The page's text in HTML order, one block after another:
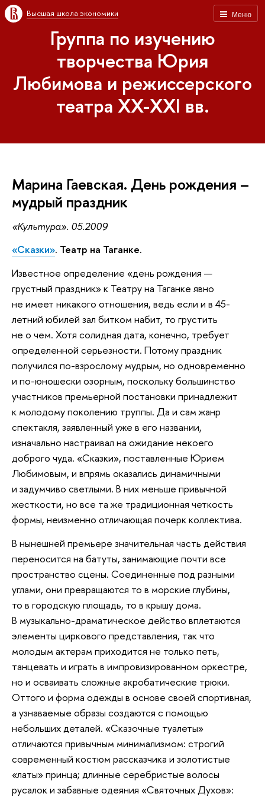
Меню
Высшая школа экономики
Группа по изучению
творчества Юрия
Любимова и режиссерского
театра XX-XXI вв.
Марина Гаевская. День рождения –
мудрый праздник
«Культура». 05.2009
«Сказки». Театр на Таганке.
Известное определение «день рождения —
грустный праздник» к Театру на Таганке явно
не имеет никакого отношения, ведь если и в 45-
летний юбилей зал битком набит, то грустить
не о чем. Хотя солидная дата, конечно, требует
определенной серьезности. Потому праздник
получился по-взрослому мудрым, но одновременно
и по-юношески озорным, поскольку большинство
участников премьерной постановки принадлежит
к молодому поколению труппы. Да и сам жанр
спектакля, заявленный уже в его названии,
изначально настраивал на ожидание некоего
доброго чуда. «Сказки», поставленные Юрием
Любимовым, и впрямь оказались динамичными
и задумчиво светлыми. В них меньше привычной
жесткости, но все та же традиционная четкость
формы, неизменно отличающая почерк коллектива.
В нынешней премьере значительная часть действия
переносится на батуты, занимающие почти все
пространство сцены. Соединенные под разными
углами, они превращаются то в морские глубины,
то в городскую площадь, то в крышу дома.
В музыкально-драматическое действо вплетаются
элементы циркового представления, так что
молодым актерам приходится не только петь,
танцевать и играть в импровизированном оркестре,
но и осваивать сложные акробатические трюки.
Оттого и форма одежды в основе своей спортивная,
а узнаваемые образы создаются с помощью
небольших деталей. «Сказочные туалеты»
отличаются привычным минимализмом: строгий
современный костюм рассказчика и золотистые
«латы» принца; длинные серебристые волосы
русалок и забавные одеяния «Святочных Духов»: